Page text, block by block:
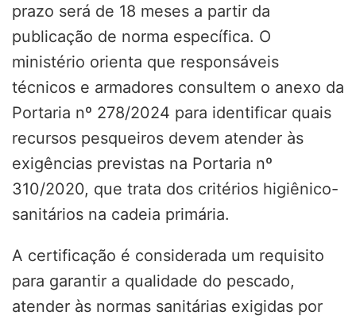
prazo será de 18 meses a partir da
publicação de norma específica. O
ministério orienta que responsáveis
técnicos e armadores consultem o anexo da
Portaria nº 278/2024 para identificar quais
recursos pesqueiros devem atender às
exigências previstas na Portaria nº
310/2020, que trata dos critérios higiênico-
sanitários na cadeia primária.
A certificação é considerada um requisito
para garantir a qualidade do pescado,
atender às normas sanitárias exigidas por